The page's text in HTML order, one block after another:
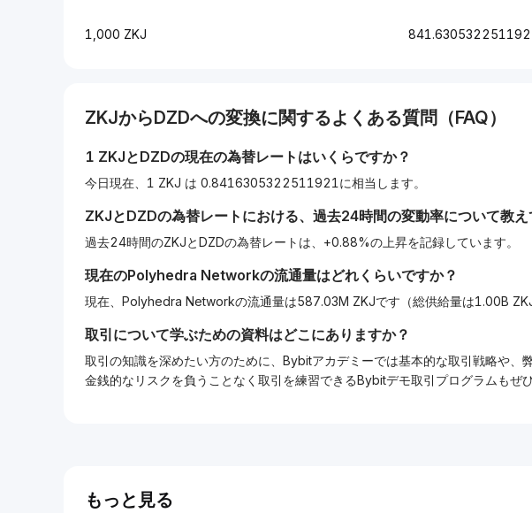
1,000 ZKJ
ZKJからDZDへの変換に関するよくある質問（FAQ）
1 ZKJとDZDの現在の為替レートはいくらですか？
今日現在、1 ZKJ は 0.8416305322511921に相当します。
ZKJとDZDの為替レートにおける、過去24時間の変動率について教え
過去24時間のZKJとDZDの為替レートは、+0.88%の上昇を記録しています。
現在のPolyhedra Networkの流通量はどれくらいですか？
現在、Polyhedra Networkの流通量は587.03M ZKJです（総供給量は1.00B ZKJ
取引について学ぶための資料はどこにありますか？
取引の知識を深めたい方のために、Bybitアカデミーでは基本的な取引戦略や、
金銭的なリスクを負うことなく取引を練習できるBybitデモ取引プログラムもぜ
もっと見る